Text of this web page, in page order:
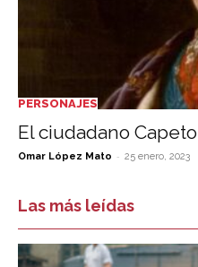
PERSONAJES
El ciudadano Capeto
Omar López Mato - 25 enero, 2023
Las más leídas